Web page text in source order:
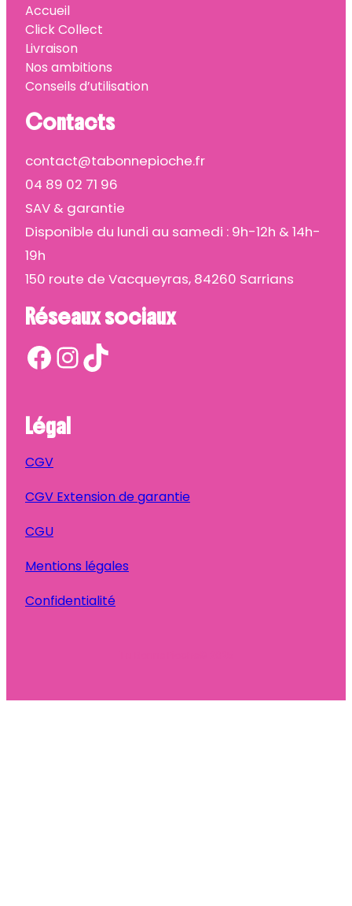
Accueil
Click Collect
Livraison
Nos ambitions
Conseils d’utilisation
Contacts
contact@tabonnepioche.fr
04 89 02 71 96
SAV & garantie
Disponible du lundi au samedi : 9h-12h & 14h-
19h
150 route de Vacqueyras, 84260 Sarrians
Réseaux sociaux
Facebook InstagramTikTok
Légal
CGV
CGV Extension de garantie
CGU
Mentions légales
Confidentialité